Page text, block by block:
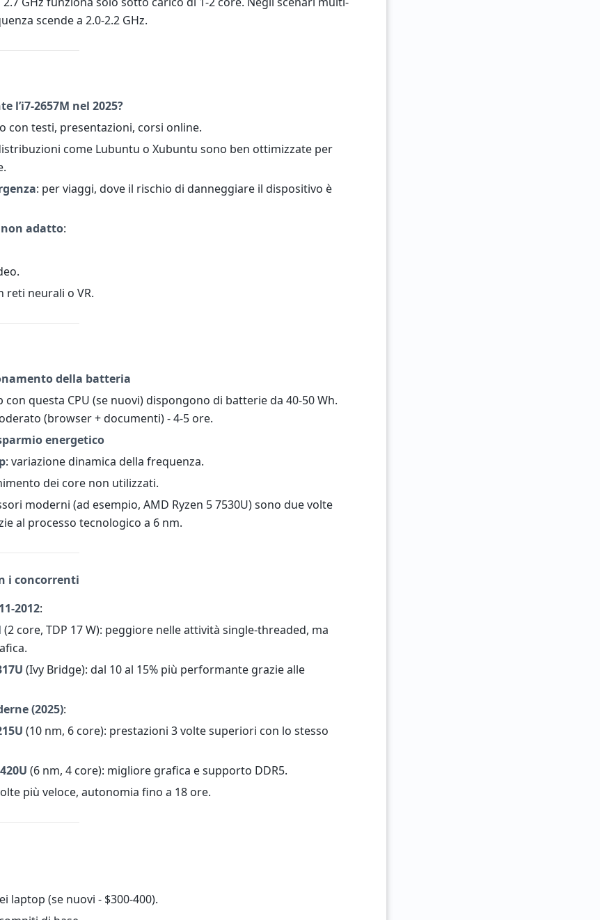
scende a 2.0-2.2 GHz.
l’i7-2657M nel 2025?
con testi, presentazioni, corsi online.
come Lubuntu o Xubuntu sono ben ottimizzate per
: per viaggi, dove il rischio di danneggiare il dispositivo è
adatto:
reti neurali o VR.
della batteria
con questa CPU (se nuovi) dispongono di batterie da 40-50 Wh.
(browser + documenti) - 4-5 ore.
energetico
: variazione dinamica della frequenza.
dei core non utilizzati.
moderni (ad esempio, AMD Ryzen 5 7530U) sono due volte
al processo tecnologico a 6 nm.
i concorrenti
2012:
(2 core, TDP 17 W): peggiore nelle attività single-threaded, ma
(Ivy Bridge): dal 10 al 15% più performante grazie alle
(2025):
(10 nm, 6 core): prestazioni 3 volte superiori con lo stesso
(6 nm, 4 core): migliore grafica e supporto DDR5.
più veloce, autonomia fino a 18 ore.
laptop (se nuovi - $300-400).